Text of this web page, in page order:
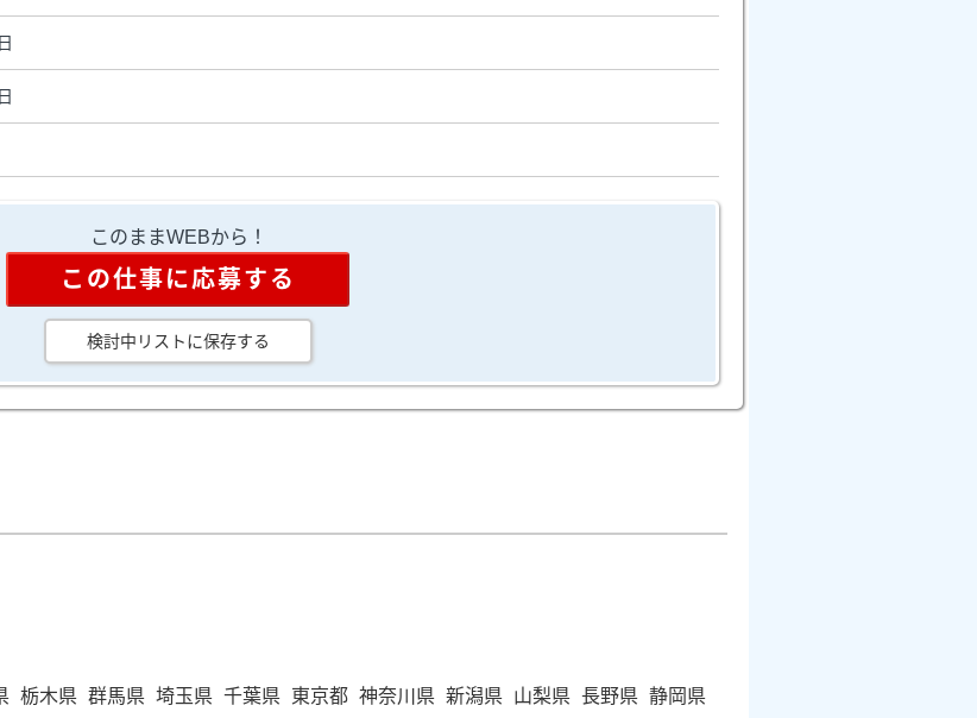
このままWEBから！
この仕事に応募する
検討中リストに保存する
栃木県 群馬県 埼玉県 千葉県 東京都 神奈川県 新潟県 山梨県 長野県 静岡県